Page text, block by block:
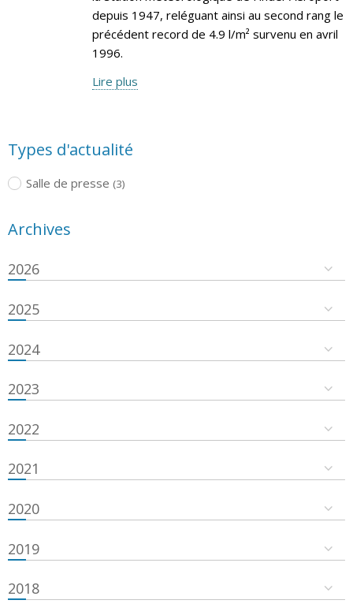
depuis 1947, reléguant ainsi au second rang le
précédent record de 4.9 l/m² survenu en avril
1996.
Lire plus
Types d'actualité
Salle de presse (3)
Archives
2026
2025
2024
2023
2022
2021
2020
2019
2018